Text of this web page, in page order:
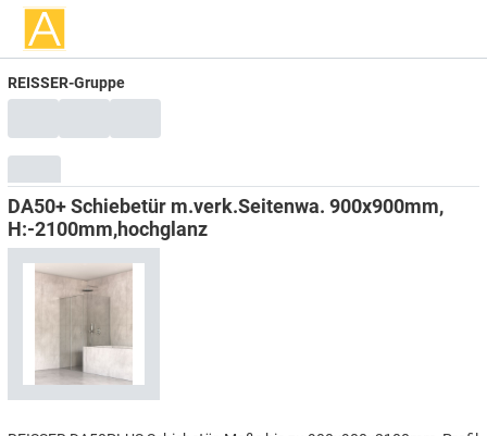
REISSER-Gruppe
DA50+ Schiebetür m.verk.Seitenwa. 900x900mm,
H:-2100mm,hochglanz